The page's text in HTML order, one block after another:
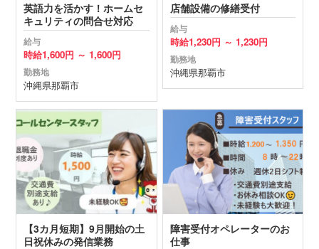
英語力を活かす！ホームセ
キュリティの問合せ対応
給与
時給1,600円 ～ 1,600円
勤務地
沖縄県那覇市
店舗設備の修繕受付
給与
時給1,230円 ～ 1,230円
勤務地
沖縄県那覇市
【3カ月短期】9月開始の土
日祝休みの発信業務
障害受付オペレーターのお
仕事